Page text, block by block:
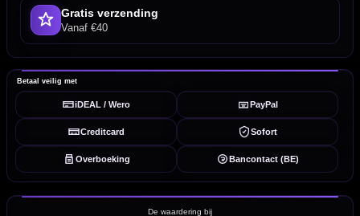
Gratis verzending
Vanaf €40
Betaal veilig met
iDEAL / Wero PayPal
Creditcard Sofort
Overboeking Bancontact (BE)
De waardering bij